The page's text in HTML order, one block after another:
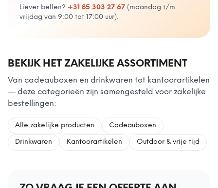
Liever bellen? +31 85 303 27 67 ( maandag t/m
vrijdag van 9:00 tot 17:00 uur).
BEKIJK HET ZAKELIJKE ASSORTIMENT
Van cadeauboxen en drinkwaren tot kantoorartikelen
— deze categorieën zijn samengesteld voor zakelijke
bestellingen:
Alle zakelijke producten Cadeauboxen
Drinkwaren Kantoorartikelen Outdoor & vrije tijd